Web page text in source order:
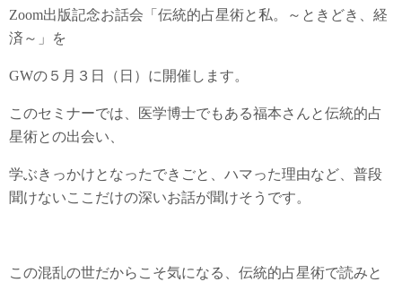
Zoom出版記念お話会「伝統的占星術と私。～ときどき、経
済～」を
GWの５月３日（日）に開催します。
このセミナーでは、医学博士でもある福本さんと伝統的占
星術との出会い、
学ぶきっかけとなったできごと、ハマった理由など、普段
聞けないここだけの深いお話が聞けそうです。
この混乱の世だからこそ気になる、伝統的占星術で読みと